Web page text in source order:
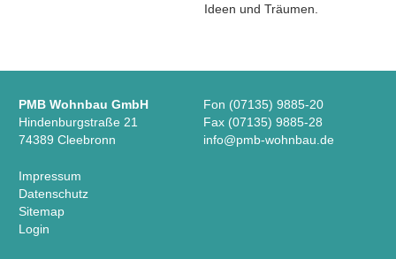
Ideen und Träumen.
PMB Wohnbau GmbH
Hindenburgstraße 21
74389 Cleebronn
Fon (07135) 9885-20
Fax (07135) 9885-28
info@pmb-wohnbau.de
Impressum
Datenschutz
Sitemap
Login